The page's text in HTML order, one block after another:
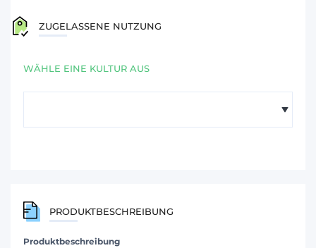
ZUGELASSENE NUTZUNG
WÄHLE EINE KULTUR AUS
PRODUKTBESCHREIBUNG
Produktbeschreibung